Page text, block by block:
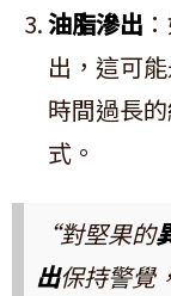
油脂滲出
出，這可
時間過長
式。
“對堅果的
出保持警覺